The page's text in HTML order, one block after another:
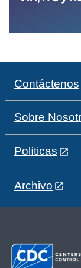
Contáctenos
Sobre
Políticas
Archivo